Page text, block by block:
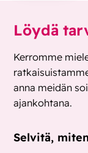
Löydä
Kerromme
anna meidän
ajankohtana.
Selvitä,